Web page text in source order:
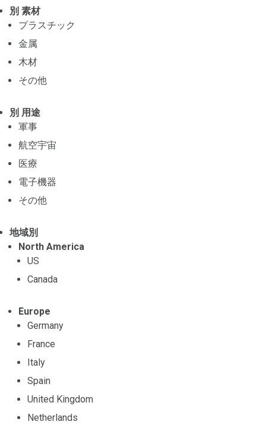
別 素材
プラスチック
金属
木材
その他
別 用途
軍事
航空宇宙
医療
電子機器
その他
地域別
North America
US
Canada
Europe
Germany
France
Italy
Spain
United Kingdom
Netherlands